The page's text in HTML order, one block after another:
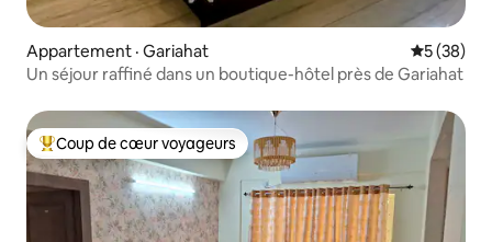
Appartement · Gariahat Note
5 (38)
Un séjour raffiné dans un boutique-hôtel près de Gariahat
Coup de cœur voyageurs parmi les plus aimés
Coup de cœur voyageurs